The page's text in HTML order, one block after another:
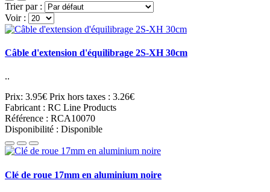
Trier par :
Voir :
Câble d'extension d'équilibrage 2S-XH 30cm
..
Prix: 3.95€ Prix hors taxes : 3.26€
Fabricant : RC Line Products
Référence : RCA10070
Disponibilité : Disponible
Clé de roue 17mm en aluminium noire